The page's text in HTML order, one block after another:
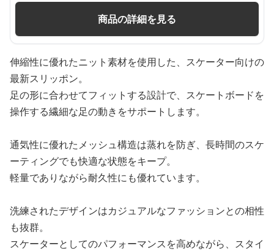
商品の詳細を見る
伸縮性に優れたニット素材を使用した、スケーター向けの
最新スリッポン。
足の形に合わせてフィットする設計で、スケートボードを
操作する繊細な足の動きをサポートします。
通気性に優れたメッシュ構造は蒸れを防ぎ、長時間のスケ
ーティングでも快適な状態をキープ。
軽量でありながら耐久性にも優れています。
洗練されたデザインはカジュアルなファッションとの相性
も抜群。
スケーターとしてのパフォーマンスを高めながら、スタイ